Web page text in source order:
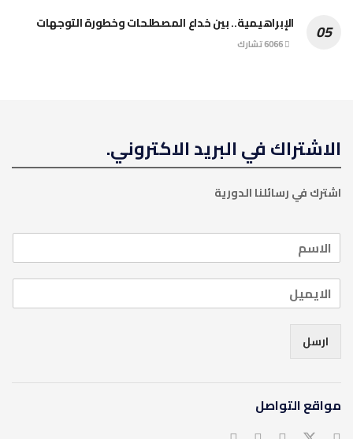
الإبراهيمية.. بين خداع المصطلحات وخطورة التوجهات
الاشتراك في البريد الاكتروني.
اشترك في رسائلنا الدورية
ارسل
مواقع التواصل